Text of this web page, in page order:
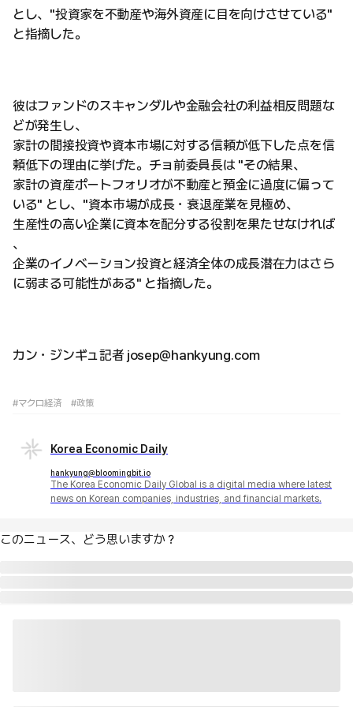
とし、"投資家を不動産や海外資産に目を向けさせている"
と指摘した。
彼はファンドのスキャンダルや金融会社の利益相反問題な
どが発生し、
家計の間接投資や資本市場に対する信頼が低下した点を信
頼低下の理由に挙げた。チョ前委員長は "その結果、
家計の資産ポートフォリオが不動産と預金に過度に偏って
いる" とし、"資本市場が成長・衰退産業を見極め、
生産性の高い企業に資本を配分する役割を果たせなければ
、
企業のイノベーション投資と経済全体の成長潜在力はさら
に弱まる可能性がある" と指摘した。
カン・ジンギュ記者 josep@hankyung.com
#マクロ経済 #政策
Korea Economic Daily
hankyung@bloomingbit.io
The Korea Economic Daily Global is a digital media where latest
news on Korean companies, industries, and financial markets.
このニュース、どう思いますか？